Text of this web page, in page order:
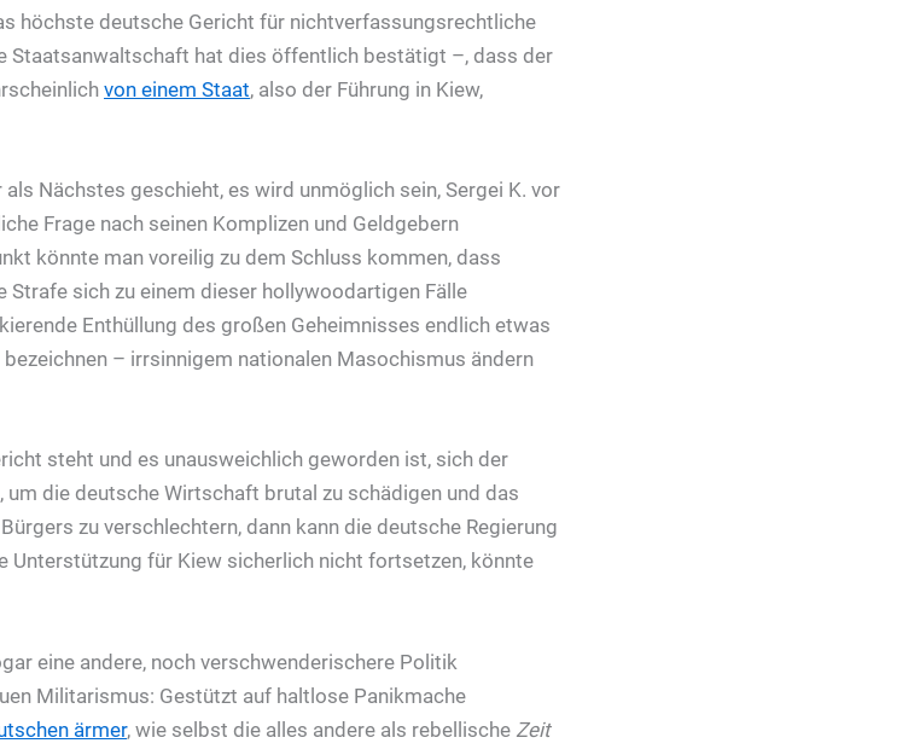
höchste deutsche Gericht für nichtverfassungsrechtliche
Staatsanwaltschaft hat dies öffentlich bestätigt –, dass der
von einem Staat, also der Führung in Kiew,
Nächstes geschieht, es wird unmöglich sein, Sergei K. vor
Frage nach seinen Komplizen und Geldgebern
könnte man voreilig zu dem Schluss kommen, dass
sich zu einem dieser hollywoodartigen Fälle
Enthüllung des großen Geheimnisses endlich etwas
– irrsinnigem nationalen Masochismus ändern
steht und es unausweichlich geworden ist, sich der
um die deutsche Wirtschaft brutal zu schädigen und das
zu verschlechtern, dann kann die deutsche Regierung
Unterstützung für Kiew sicherlich nicht fortsetzen, könnte
eine andere, noch verschwenderischere Politik
Militarismus: Gestützt auf haltlose Panikmache
ärmer, wie selbst die alles andere als rebellische Zeit